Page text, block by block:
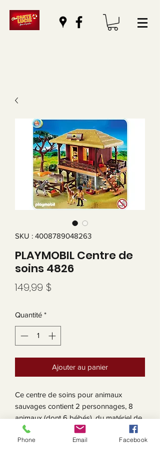
SKU : 4008789048263
PLAYMOBIL Centre de
soins 4826
149,99 $
Quantité *
Ajouter au panier
Ce centre de soins pour animaux
sauvages contient 2 personnages, 8
animaux (dont 6 bébés), du matériel de
soin et de nombreux accessoires. La
blessure du girafon disparaît si l'on
Phone Email Facebook